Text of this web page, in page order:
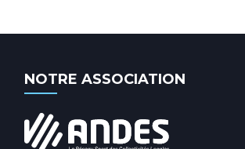
NOTRE ASSOCIATION